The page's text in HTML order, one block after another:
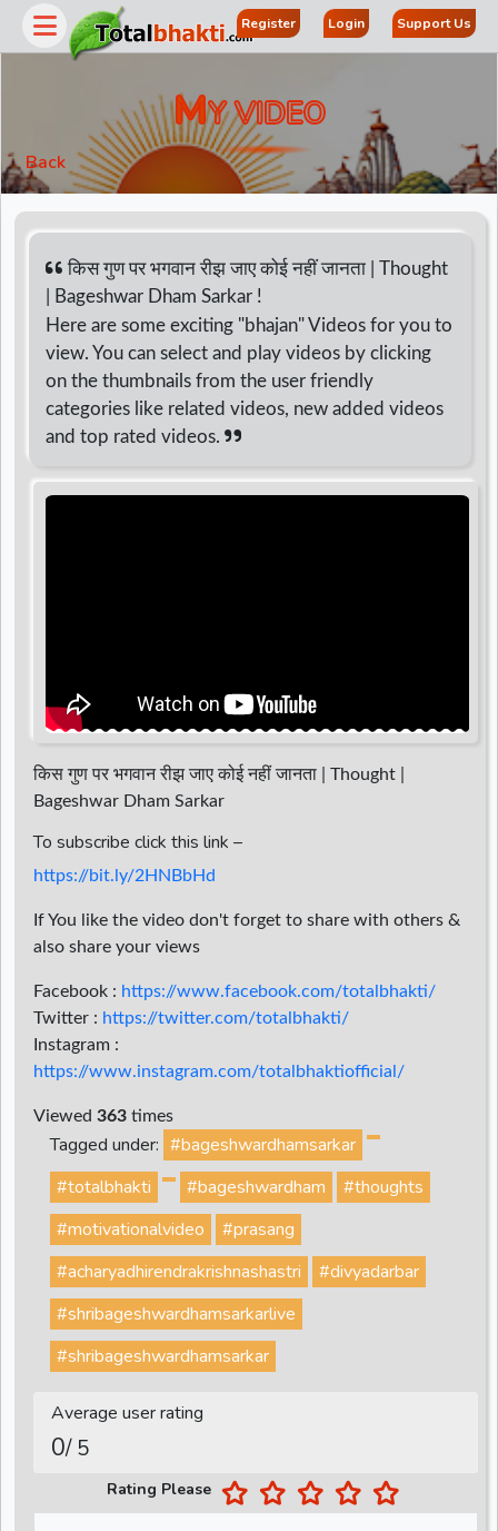
Register Login Support Us
MY VIDEO
Back
किस गुण पर भगवान रीझ जाए कोई नहीं जानता | Thought
| Bageshwar Dham Sarkar !
Here are some exciting "bhajan" Videos for you to
view. You can select and play videos by clicking
on the thumbnails from the user friendly
categories like related videos, new added videos
and top rated videos.
किस गुण पर भगवान रीझ जाए कोई नहीं जानता | Thought |
Bageshwar Dham Sarkar
To subscribe click this link –
https://bit.ly/2HNBbHd
If You like the video don't forget to share with others &
also share your views
Facebook : https://www.facebook.com/totalbhakti/
Twitter : https://twitter.com/totalbhakti/
Instagram :
https://www.instagram.com/totalbhaktiofficial/
Viewed 363 times
Tagged under: #bageshwardhamsarkar
#totalbhakti
#bageshwardham
#thoughts
#motivationalvideo
#prasang
#acharyadhirendrakrishnashastri
#divyadarbar
#shribageshwardhamsarkarlive
#shribageshwardhamsarkar
Average user rating
0/ 5
Rating Please